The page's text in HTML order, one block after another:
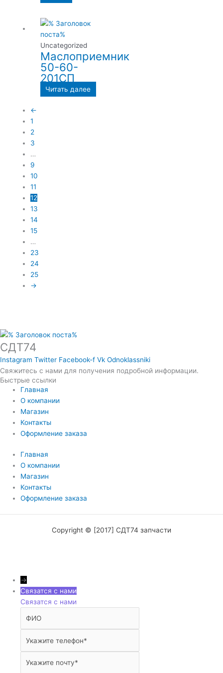
Uncategorized
Маслоприемник
50-60-
201СП
Читать далее
←
1
2
3
…
9
10
11
12
13
14
15
…
23
24
25
→
СДТ74
Instagram Twitter Facebook-f Vk Odnoklassniki
Свяжитесь с нами для получения подробной информации.
Быстрые ссылки
Главная
О компании
Магазин
Контакты
Оформление заказа
Главная
О компании
Магазин
Контакты
Оформление заказа
Copyright © [2017] СДТ74 запчасти
→
Связатся с нами
Связатся с нами